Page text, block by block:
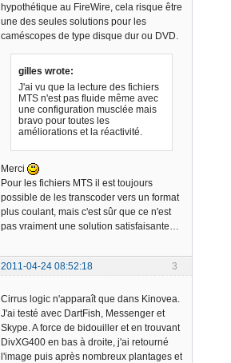
hypothétique au FireWire, cela risque être
une des seules solutions pour les
caméscopes de type disque dur ou DVD.
gilles wrote:
J'ai vu que la lecture des fichiers
MTS n'est pas fluide même avec
une configuration musclée mais
bravo pour toutes les
améliorations et la réactivité.
Merci
Pour les fichiers MTS il est toujours
possible de les transcoder vers un format
plus coulant, mais c'est sûr que ce n'est
pas vraiment une solution satisfaisante…
3
2011-04-24 08:52:18
Cirrus logic n'apparaît que dans Kinovea.
J'ai testé avec DartFish, Messenger et
Skype. A force de bidouiller et en trouvant
DivXG400 en bas à droite, j'ai retourné
l'image puis après nombreux plantages et